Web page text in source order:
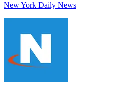
New York Daily News